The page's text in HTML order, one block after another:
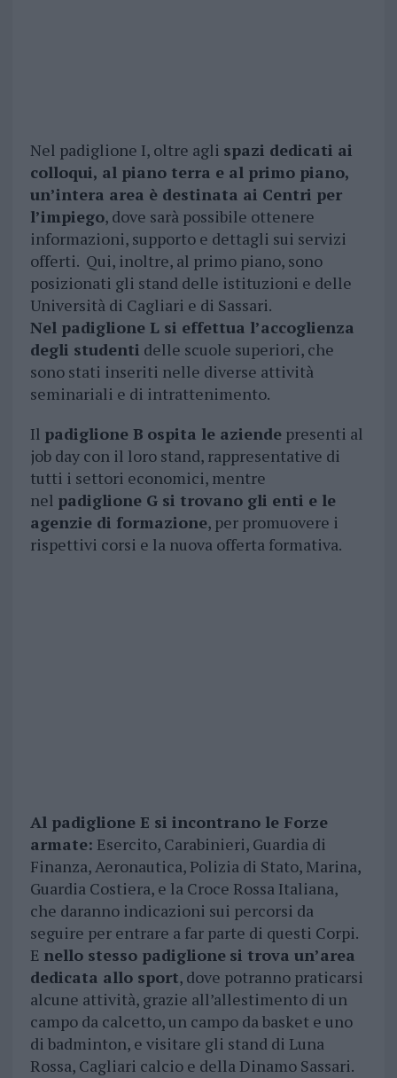
Nel padiglione I, oltre agli spazi dedicati ai
colloqui, al piano terra e al primo piano,
un’intera area è destinata ai Centri per
l’impiego, dove sarà possibile ottenere
informazioni, supporto e dettagli sui servizi
offerti. Qui, inoltre, al primo piano, sono
posizionati gli stand delle istituzioni e delle
Università di Cagliari e di Sassari.
Nel padiglione L si effettua l’accoglienza
degli studenti delle scuole superiori, che
sono stati inseriti nelle diverse attività
seminariali e di intrattenimento.
Il padiglione B ospita le aziendepresenti al
job day con il loro stand, rappresentative di
tutti i settori economici, mentre
nel padiglione G si trovano gli enti e le
agenzie di formazione, per promuovere i
rispettivi corsi e la nuova offerta formativa.
Al padiglione E si incontrano le Forze
armate: Esercito, Carabinieri, Guardia di
Finanza, Aeronautica, Polizia di Stato, Marina,
Guardia Costiera, e la Croce Rossa Italiana,
che daranno indicazioni sui percorsi da
seguire per entrare a far parte di questi Corpi.
E nello stesso padiglione si trova un’area
dedicata allo sport, dove potranno praticarsi
alcune attività, grazie all’allestimento di un
campo da calcetto, un campo da basket e uno
di badminton, e visitare gli stand di Luna
Rossa, Cagliari calcio e della Dinamo Sassari.